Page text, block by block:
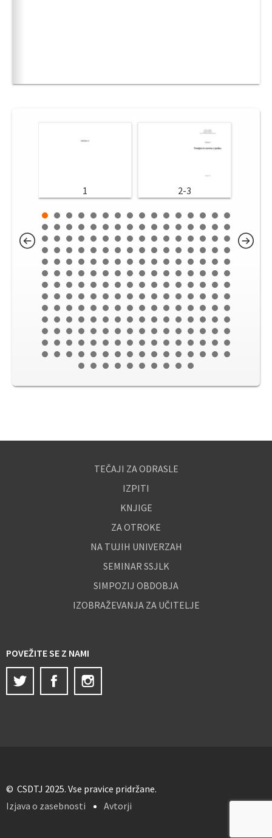
1 2-3
TEČAJI ZA ODRASLE
IZPITI
KNJIGE
ZA OTROKE
NA TUJIH UNIVERZAH
SEMINAR SSJLK
SIMPOZIJ OBDOBJA
IZOBRAŽEVANJA ZA UČITELJE
POVEŽITE SE Z NAMI
Twitter
Facebook
© CSDTJ 2025. Vse pravice pridržane.
Izjava o zasebnosti
Avtorji